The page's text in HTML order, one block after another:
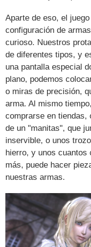
Aparte de eso, el
configuración de
curioso. Nuestros
de diferentes tipos, y
una pantalla especial
plano, podemos
o miras de precisión,
arma. Al mismo
comprarse en tiendas,
de un "manitas", que
inservible, o unos
hierro, y unos cuantos
más, puede hacer
nuestras armas.